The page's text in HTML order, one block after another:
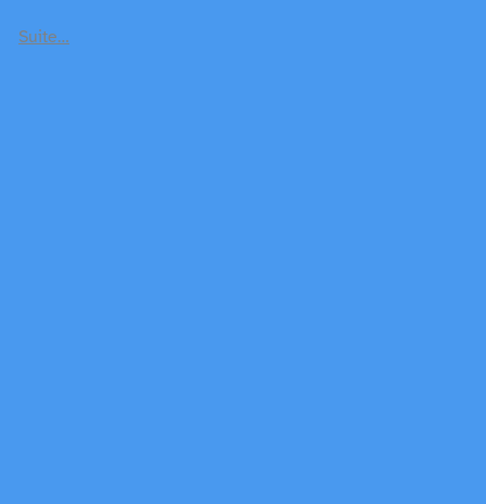
Suite…